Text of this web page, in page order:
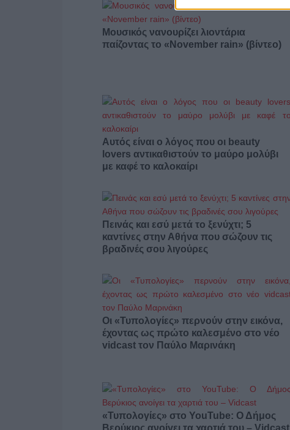
Μουσικός νανουρίζει λιοντάρια
παίζοντας το «November rain» (βίντεο)
Αυτός είναι ο λόγος που οι beauty
lovers αντικαθιστούν το μαύρο μολύβι
με καφέ το καλοκαίρι
Πεινάς και εσύ μετά το ξενύχτι; 5
καντίνες στην Αθήνα που σώζουν τις
βραδινές σου λιγούρες
Οι «Τυπολογίες» περνούν στην εικόνα,
έχοντας ως πρώτο καλεσμένο στο νέο
vidcast τον Παύλο Μαρινάκη
«Τυπολογίες» στο YouTube: Ο Δήμος